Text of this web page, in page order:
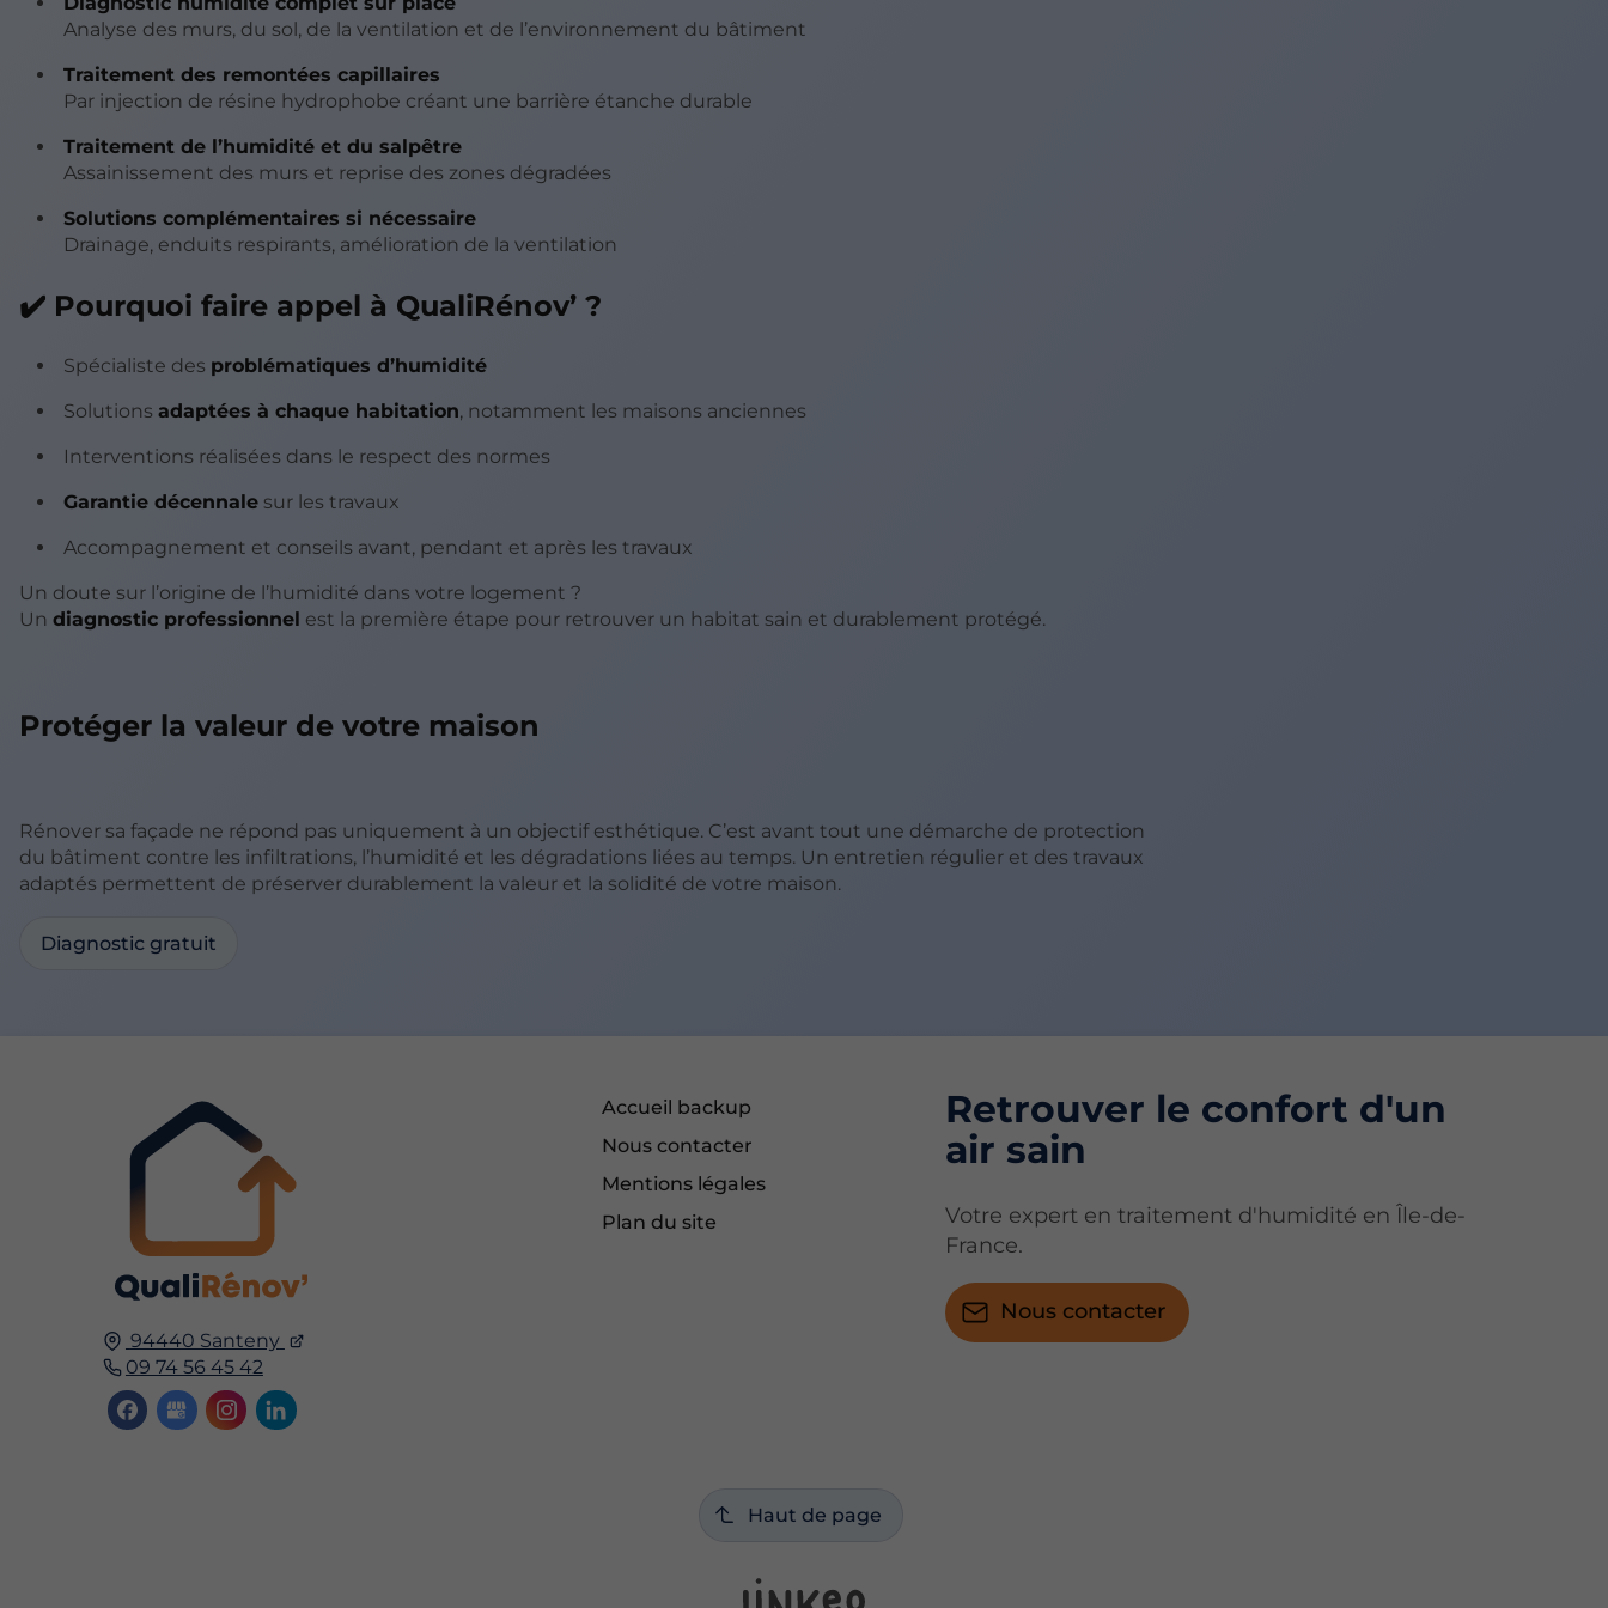
Analyse des murs, du sol, de la ventilation et de l’environnement du bâtiment
Traitement des remontées capillaires
Par injection de résine hydrophobe créant une barrière étanche durable
Traitement de l’humidité et du salpêtre
Assainissement des murs et reprise des zones dégradées
Solutions complémentaires si nécessaire
Drainage, enduits respirants, amélioration de la ventilation
✔️ Pourquoi faire appel à QualiRénov’ ?
Spécialiste des problématiques d’humidité
Solutions adaptées à chaque habitation, notamment les maisons anciennes
Interventions réalisées dans le respect des normes
Garantie décennale sur les travaux
Accompagnement et conseils avant, pendant et après les travaux
Un doute sur l’origine de l’humidité dans votre logement ?
Un diagnostic professionnel est la première étape pour retrouver un habitat sain et durablement protégé.
Protéger la valeur de votre maison
Rénover sa façade ne répond pas uniquement à un objectif esthétique. C’est avant tout une démarche de protection
du bâtiment contre les infiltrations, l’humidité et les dégradations liées au temps. Un entretien régulier et des travaux
adaptés permettent de préserver durablement la valeur et la solidité de votre maison.
Diagnostic gratuit
94440 Santeny
09 74 56 45 42
Accueil backup
Nous contacter
Mentions légales
Plan du site
Retrouver le confort d'un
air sain
Votre expert en traitement d'humidité en Île-de-
France.
Nous contacter
Haut de page